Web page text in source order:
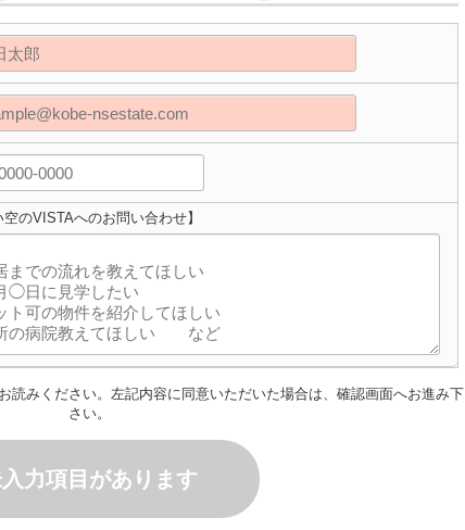
空のVISTAへのお問い合わせ】
読みください。左記内容に同意いただいた場合は、確認画面へお進み下
さい。
力項目があります